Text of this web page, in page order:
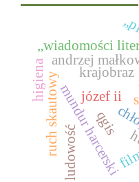
qgis
mundur harcerski
ruch skautowy
andrzej
„wiadomości
higiena
ludowość
józef ii
krajobraz